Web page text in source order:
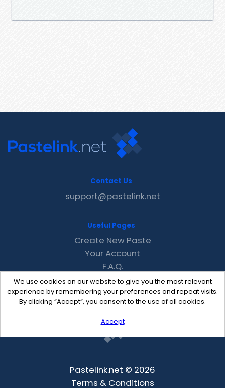
We use cookies on our website to give you the most relevant
experience by remembering your preferences and repeat visits.
By clicking “Accept”, you consent to the use of all cookies.
Accept
Contact Us
support@pastelink.net
Useful Pages
Create New Paste
Your Account
F.A.Q.
Recent
Contact
Pastelink.net © 2026
Terms & Conditions